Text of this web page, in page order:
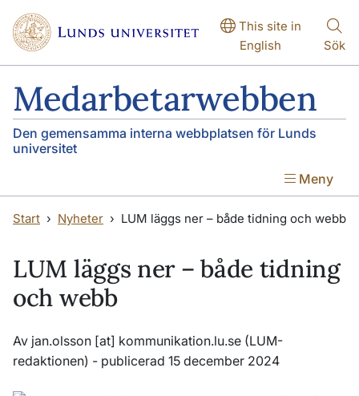
Hoppa till huvudinnehåll
Hoppa till huvudinnehåll
This site in
English
Sök
Medarbetarwebben
Den gemensamma interna webbplatsen för Lunds
universitet
Meny
Start Nyheter LUM läggs ner – både tidning och webb
LUM läggs ner – både tidning
och webb
Av jan.olsson [at] kommunikation.lu.se (LUM-
redaktionen) - publicerad 15 december 2024